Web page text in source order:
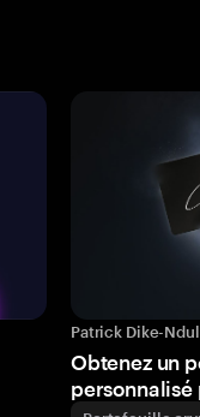
Patrick Dike-
Obtenez un
personnalisé